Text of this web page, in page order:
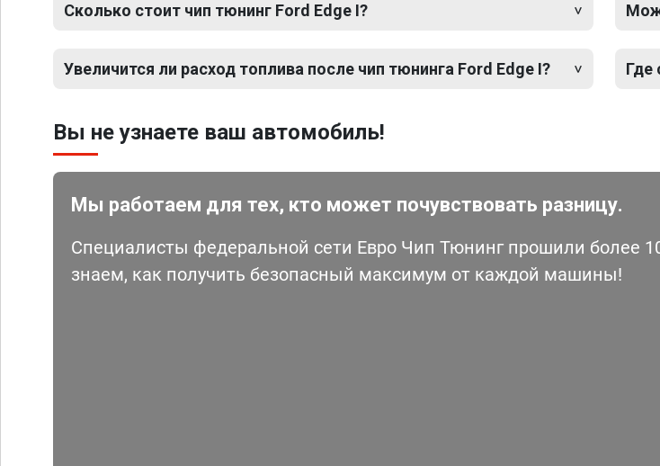
Сколько стоит чип тюнинг Ford Edge I?
Увеличится ли расход топлива после чип тюнинга Ford Edge I? Где
Вы не узнаете ваш автомобиль!
Мы работаем для тех, кто может почувствовать разницу.
Специалисты федеральной сети Евро Чип Тюнинг прошили более
знаем, как получить безопасный максимум от каждой машины!